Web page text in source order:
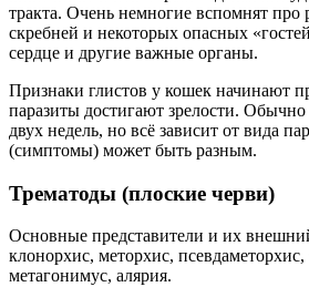
тракта. Очень немногие вспомнят про
скребней и некоторых опасных
сердце и другие важные органы.
Признаки глистов у кошек начинают
паразиты достигают зрелости.
двух недель, но всё зависит от вида
(симптомы) может быть разным.
Трематоды (плоские черви)
Основные представители и их
клонорхис, меторхис, псевдаметорхис,
метагонимус, алярия.